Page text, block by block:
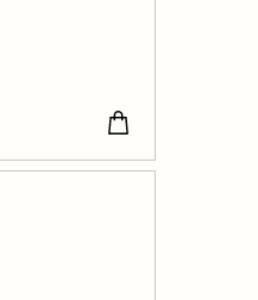
Forrige pris: